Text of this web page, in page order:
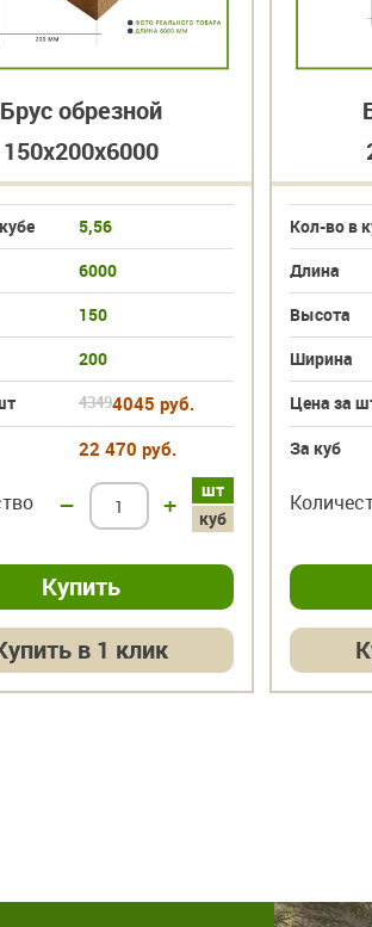
Брус обрезной
150х200х6000
5,56
6000
150
200
43494045 руб.
22 470 руб.
шт
куб
– +
в 1 клик
Кол-во в
Длина
Высота
Ширина
Цена за
За куб